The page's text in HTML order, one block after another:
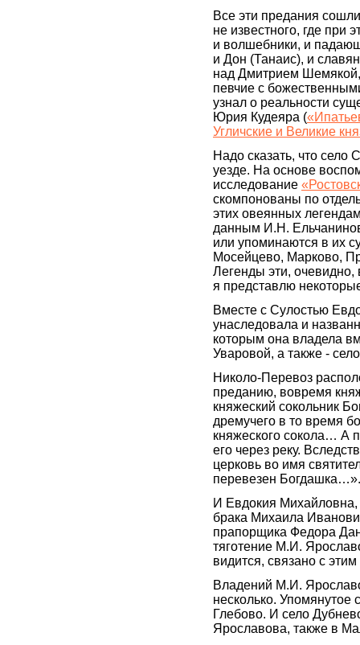
Все эти предания
не известного, где при
и волшебники, и
и Дон (Танаис), и
над Дмитрием Шемякой,
певчие с
узнал о реальности
Юрия Кудеяра (
Угличские и Великие
Надо сказать, что село
уезде. На основе
исследование
скомпонованы по
этих овеянных
данным И.Н.
или упоминаются в их
Мосейцево, Марково,
Легенды эти,
я представлю
Вместе с Сулостью
унаследовала и
которым она владела
Уваровой, а также -
Николо-Перевоз
преданию, вовремя
княжеский сокольник
дремучего в то время
княжеского сокола… А
его через реку.
церковь во имя
перевезен Богдашка…».
И Евдокия Михайловна,
брака Михаила
прапорщика Федора
тяготение М.И.
видится, связано с
Владений М.И.
несколько. Упомянутое
Глебово. И село
Ярославова, также в